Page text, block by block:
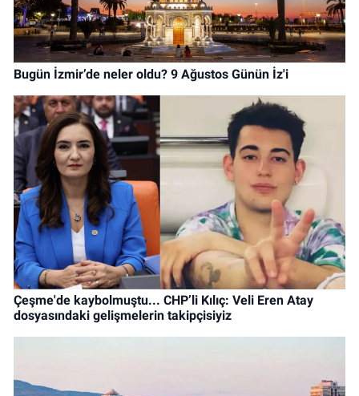
Bugün İzmir’de neler oldu? 9 Ağustos Günün İz'i
Çeşme'de kaybolmuştu... CHP’li Kılıç: Veli Eren Atay
dosyasındaki gelişmelerin takipçisiyiz